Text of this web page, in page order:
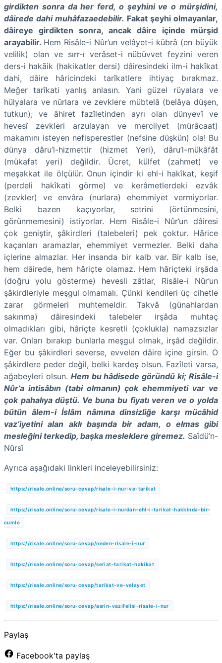
girdikten sonra da her ferd, o şeyhini ve o mürşidini,
dâirede dahi muhâfazaedebilir. Fakat şeyhi olmayanlar,
dâireye girdikten sonra, ancak dâire içinde mürşid
arayabilir. Hem Risâle-i Nûr’un velâyet-i kübrâ (en büyük
velilik) olan ve sırr-ı verâset-i nübüvvet feyzini veren
ders-i hakāik (hakikatler dersi) dâiresindeki ilm-i hakîkat
dahi, dâire hâricindeki tarîkatlere ihtiyaç bırakmaz.
Meğer tarîkati yanlış anlasın. Yani güzel rüyalara ve
hülyalara ve nûrlara ve zevklere mübtelâ (belâya düşen,
tutkun); ve âhiret fazîletinden ayrı olan dünyevî ve
hevesî zevkleri arzulayan ve merciiyet (mürâcaat)
makamını isteyen nefisperestler (nefsine düşkün) ola! Bu
dünya dâru’l-hizmettir (hizmet Yeri), dâru’l-mükâfât
(mükafat yeri) değildir. Ücret, külfet (zahmet) ve
meşakkat ile ölçülür. Onun içindir ki ehl-i hakîkat, keşif
(perdeli hakîkati görme) ve kerâmetlerdeki ezvâk
(zevkler) ve envâra (nurlara) ehemmiyet vermiyorlar.
Belki bazen kaçıyorlar, setrini (örtünmesini,
görünmemesini) istiyorlar. Hem Risâle-i Nûr’un dâiresi
çok geniştir, şâkirdleri (talebeleri) pek çoktur. Hârice
kaçanları aramazlar, ehemmiyet vermezler. Belki daha
içlerine almazlar. Her insanda bir kalb var. Bir kalb ise,
hem dâirede, hem hâriçte olamaz. Hem hâriçteki irşâda
(doğru yolu gösterme) hevesli zâtlar, Risâle-i Nûr’un
şâkirdleriyle meşgul olmamalı. Çünki kendileri üç cihetle
zarar görmeleri muhtemeldir. Takvâ (günahlardan
sakınma) dâiresindeki talebeler irşâda muhtaç
olmadıkları gibi, hâriçte kesretli (çoklukla) namazsızlar
var. Onları bırakıp bunlarla meşgul olmak, irşâd değildir.
Eğer bu şâkirdleri severse, evvelen dâire içine girsin. O
şâkirdlere peder değil, belki kardeş olsun. Fazîleti varsa,
ağabeyleri olsun. Hem bu hâdisede göründü ki; Risâle-i
Nûr’a intisâbın (tabi olmanın) çok ehemmiyeti var ve
çok pahalıya düştü. Ve buna bu fiyatı veren ve o yolda
bütün âlem-i İslâm nâmına dinsizliğe karşı mücâhid
vaz‘iyetini alan aklı başında bir adam, o elmas gibi
mesleğini terkedip, başka mesleklere giremez. Saîdü’n-
Nûrsî
Ayrıca aşağıdaki linkleri inceleyebilirsiniz:
https://risale.online/soru-cevap/risale-i-nur-ve-tarikat
https://risale.online/soru-cevap/risale-i-nurdan-ehl-i-tarikat-hakkinda-bir-
cumle
https://risale.online/soru-cevap/neden-risale-i-nur
https://risale.online/soru-cevap/seriat-tarikat-hakikat
https://risale.online/soru-cevap/tarikat-ve-velayet
https://risale.online/soru-cevap/asrin-vazifelisi-risale-i-nur
Paylaş
Facebook'ta paylaş